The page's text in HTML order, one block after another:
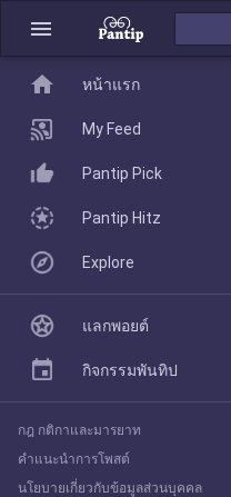
menu
home
Pantip Pick
Explore
home หน้าแรก
My Feed
Pantip Pick
Pantip Hitz
Explore
แลกพอยต์
กิจกรรมพันทิป
กฎ กติกาและมารยาท
คำแนะนำการโพสต์
นโยบายเกี่ยวกับข้อมูลส่วนบุคคล